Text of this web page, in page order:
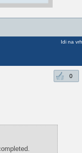
Idi na vrh
0